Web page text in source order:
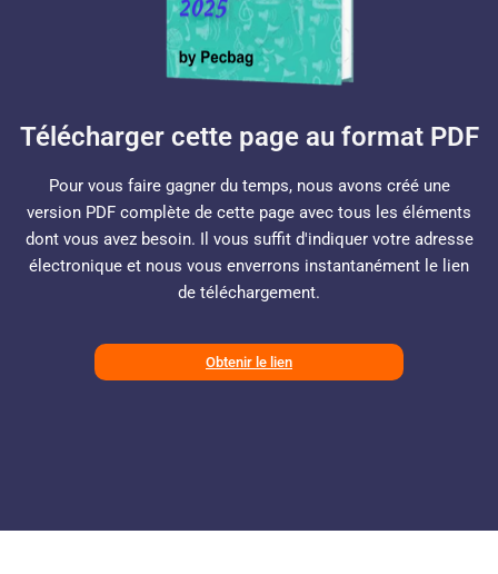
Télécharger cette page au format PDF
Pour vous faire gagner du temps, nous avons créé une
version PDF complète de cette page avec tous les éléments
dont vous avez besoin. Il vous suffit d'indiquer votre adresse
électronique et nous vous enverrons instantanément le lien
de téléchargement.
Obtenir le lien